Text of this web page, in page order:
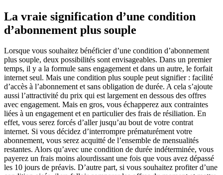
La vraie signification d’une condition
d’abonnement plus souple
Lorsque vous souhaitez bénéficier d’une condition d’abonnement
plus souple, deux possibilités sont envisageables. Dans un premier
temps, il y a la formule sans engagement et dans un autre, le forfait
internet seul. Mais une condition plus souple peut signifier : facilité
d’accès à l’abonnement et sans obligation de durée. A cela s’ajoute
aussi l’attractivité du prix qui est largement en dessous des offres
avec engagement. Mais en gros, vous échapperez aux contraintes
liées à un engagement et en particulier des frais de résiliation. En
effet, vous serez forcés d’aller jusqu’au bout de votre contrat
internet. Si vous décidez d’interrompre prématurément votre
abonnement, vous serez acquitté de l’ensemble de mensualités
restantes. Alors qu’avec une condition de durée indéterminée, vous
payerez un frais moins alourdissant une fois que vous avez dépassé
les 10 jours de préavis. D’autre part, si vous souhaitez profiter d’une